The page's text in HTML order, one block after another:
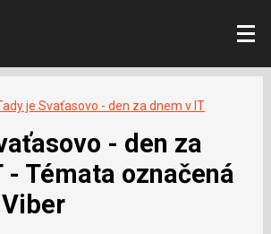
je Svaťasovo - den za dnem v IT
- den za
- Témata označená